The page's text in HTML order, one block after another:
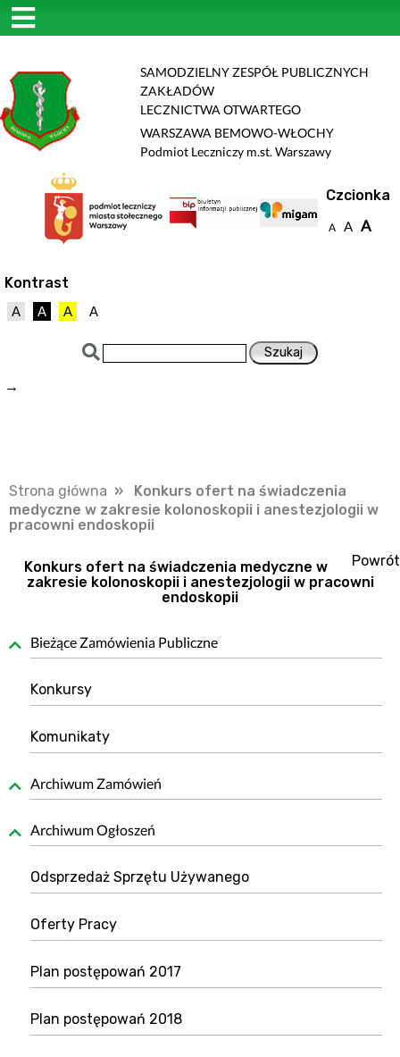
SAMODZIELNY ZESPÓŁ PUBLICZNYCH
ZAKŁADÓW
LECZNICTWA OTWARTEGO
WARSZAWA BEMOWO-WŁOCHY
Podmiot Leczniczy m.st. Warszawy
Czcionka
A A A
Kontrast
A A A A
→
Strona główna » Konkurs ofert na świadczenia
medyczne w zakresie kolonoskopii i anestezjologii w
pracowni endoskopii
Powrót
Konkurs ofert na świadczenia medyczne w
zakresie kolonoskopii i anestezjologii w pracowni
endoskopii
Bieżące Zamówienia Publiczne
Konkursy
Komunikaty
Archiwum Zamówień
Archiwum Ogłoszeń
Odsprzedaż Sprzętu Używanego
Oferty Pracy
Plan postępowań 2017
Plan postępowań 2018